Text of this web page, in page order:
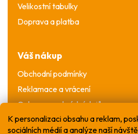
K personalizaci obsahu a reklam,
sociálních médií a analýze naší
Velikostní tabulky
Doprava a platba
Váš nákup
Obchodní podmínky
Reklamace a vrácení
Ochrana osobních údajů